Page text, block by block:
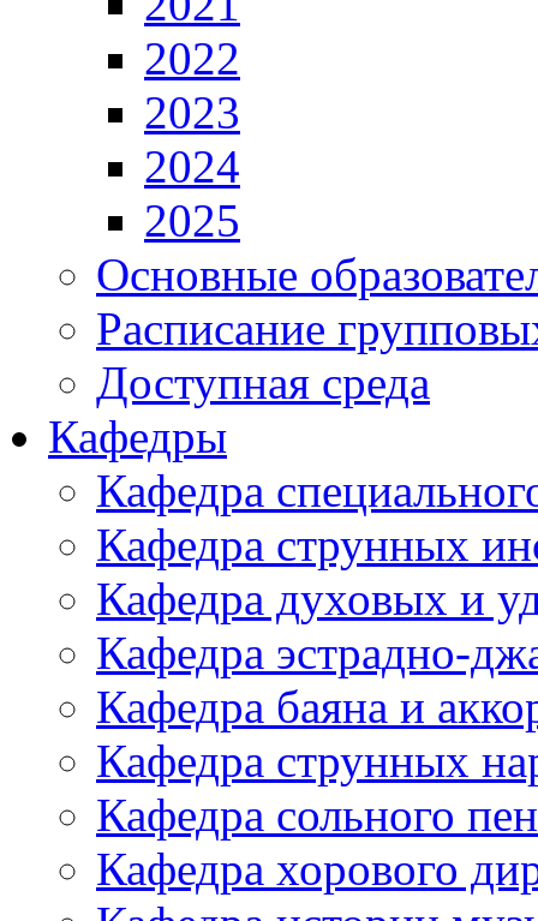
2022
2023
2024
2025
Основные
Расписание
Доступная среда
Кафедры
Кафедра
Кафедра струнных
Кафедра духовых и
Кафедра эстрадно-
Кафедра баяна и
Кафедра струнных
Кафедра сольного
Кафедра хорового